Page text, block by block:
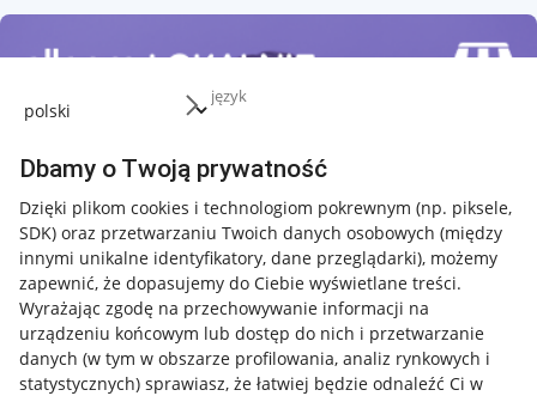
język
Dbamy o Twoją prywatność
Dzięki plikom cookies i technologiom pokrewnym (np. piksele,
SDK) oraz przetwarzaniu Twoich danych osobowych (między
innymi unikalne identyfikatory, dane przeglądarki), możemy
zapewnić, że dopasujemy do Ciebie wyświetlane treści.
Wyrażając zgodę na przechowywanie informacji na
urządzeniu końcowym lub dostęp do nich i przetwarzanie
danych (w tym w obszarze profilowania, analiz rynkowych i
statystycznych) sprawiasz, że łatwiej będzie odnaleźć Ci w